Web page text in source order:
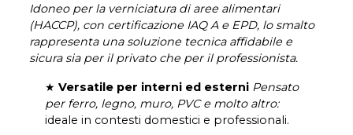
Idoneo per la verniciatura di aree alimentari
(HACCP), con certificazione IAQ A e EPD, lo smalto
rappresenta una soluzione tecnica affidabile e
sicura sia per il privato che per il professionista.
★Versatile per interni ed esterni Pensato
per ferro, legno, muro, PVC e molto altro:
ideale in contesti domestici e professionali.